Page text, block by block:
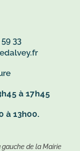
33
à 17h45
à 13h00.
de la Mairie